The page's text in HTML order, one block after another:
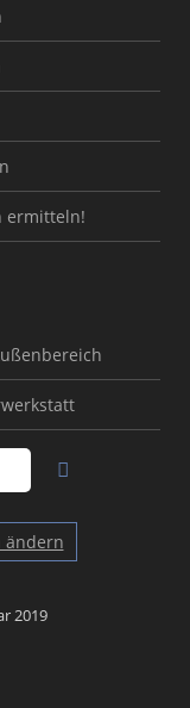
ermitteln!
ändern
2019